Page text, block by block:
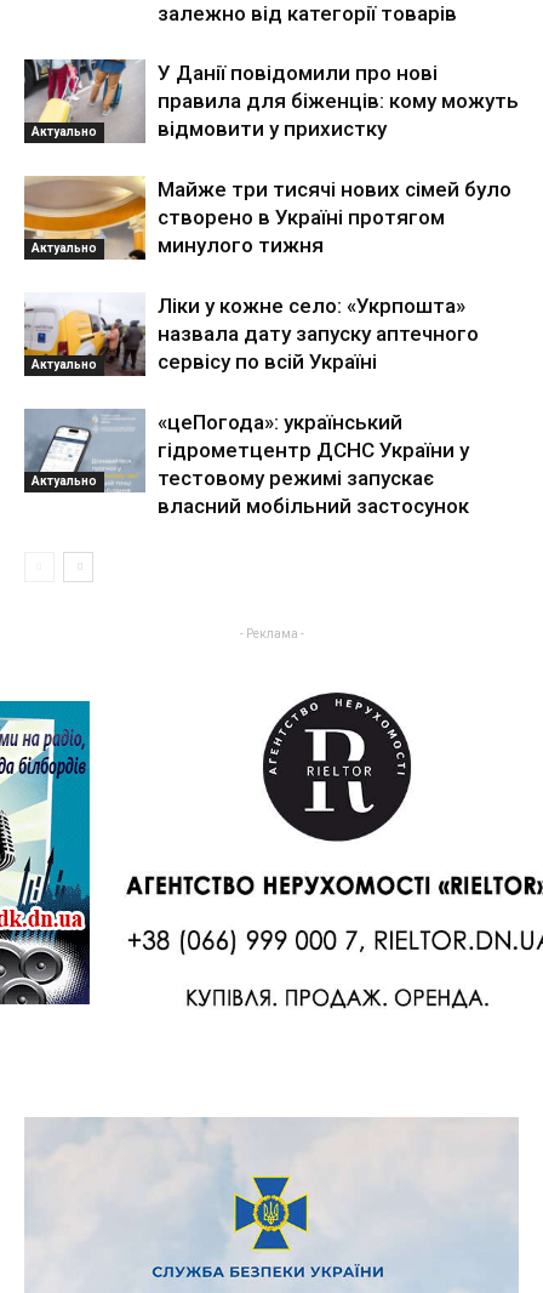
залежно від категорії товарів
Актуально
У Данії повідомили про нові
правила для біженців: кому можуть
відмовити у прихистку
Актуально
Майже три тисячі нових сімей було
створено в Україні протягом
минулого тижня
Актуально
Ліки у кожне село: «Укрпошта»
назвала дату запуску аптечного
сервісу по всій Україні
Актуально
«цеПогода»: український
гідрометцентр ДСНС України у
тестовому режимі запускає
власний мобільний застосунок
- Реклама -